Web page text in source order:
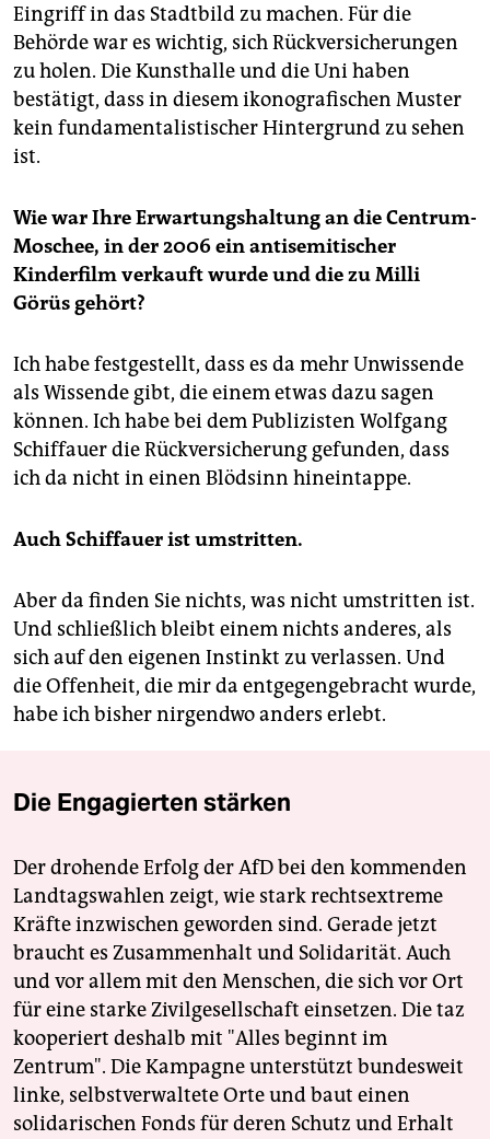
Eingriff in das Stadtbild zu machen. Für die
Behörde war es wichtig, sich Rückversicherungen
zu holen. Die Kunsthalle und die Uni haben
bestätigt, dass in diesem ikonografischen Muster
kein fundamentalistischer Hintergrund zu sehen
ist.
Wie war Ihre Erwartungshaltung an die Centrum-
Moschee, in der 2006 ein antisemitischer
Kinderfilm verkauft wurde und die zu Milli
Görüs gehört?
Ich habe festgestellt, dass es da mehr Unwissende
als Wissende gibt, die einem etwas dazu sagen
können. Ich habe bei dem Publizisten Wolfgang
Schiffauer die Rückversicherung gefunden, dass
ich da nicht in einen Blödsinn hineintappe.
Auch Schiffauer ist umstritten.
Aber da finden Sie nichts, was nicht umstritten ist.
Und schließlich bleibt einem nichts anderes, als
sich auf den eigenen Instinkt zu verlassen. Und
die Offenheit, die mir da entgegengebracht wurde,
habe ich bisher nirgendwo anders erlebt.
Die Engagierten stärken
Der drohende Erfolg der AfD bei den kommenden
Landtagswahlen zeigt, wie stark rechtsextreme
Kräfte inzwischen geworden sind. Gerade jetzt
braucht es Zusammenhalt und Solidarität. Auch
und vor allem mit den Menschen, die sich vor Ort
für eine starke Zivilgesellschaft einsetzen. Die taz
kooperiert deshalb mit "Alles beginnt im
Zentrum". Die Kampagne unterstützt bundesweit
linke, selbstverwaltete Orte und baut einen
solidarischen Fonds für deren Schutz und Erhalt